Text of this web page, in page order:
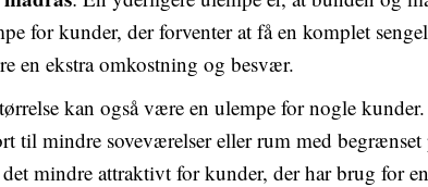
for kunder, der forventer at få en komplet
en ekstra omkostning og besvær.
kan også være en ulempe for nogle
til mindre soveværelser eller rum med begrænset
mindre attraktivt for kunder, der har brug for